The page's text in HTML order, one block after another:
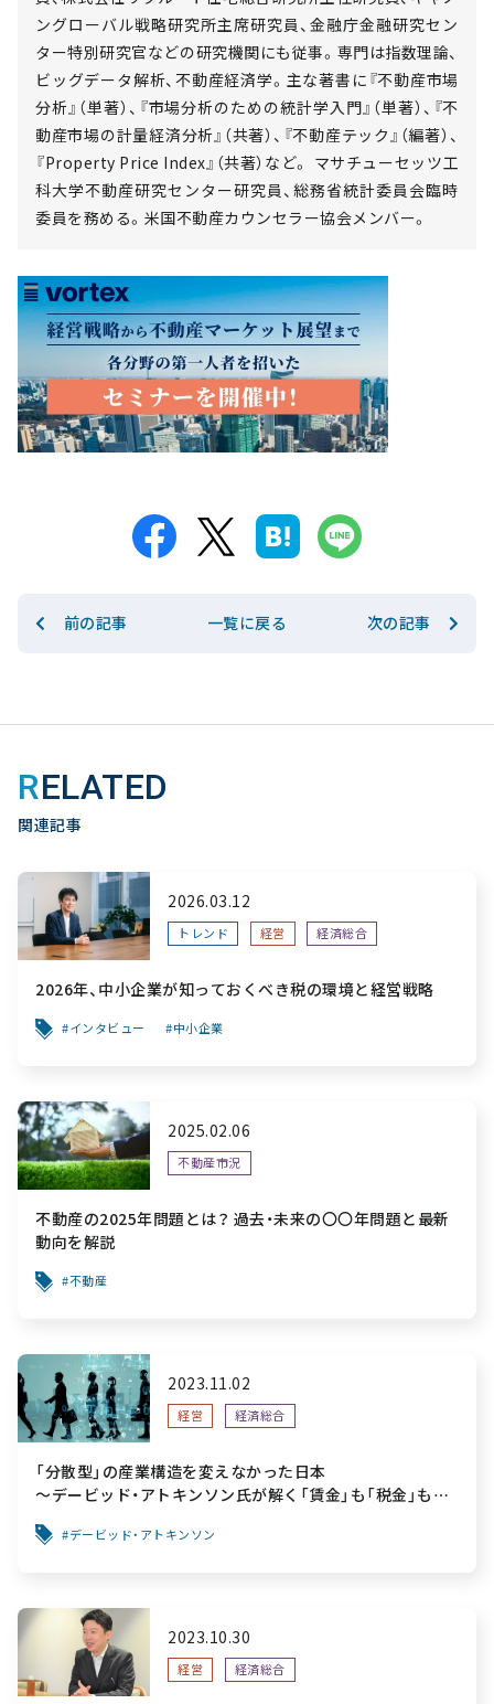
ングローバル戦略研究所主席研究員、金融庁金融研究セン
ター特別研究官などの研究機関にも従事。専門は指数理論、
ビッグデータ解析、不動産経済学。主な著書に『不動産市場
分析』（単著）、『市場分析のための統計学入門』（単著）、『不
動産市場の計量経済分析』（共著）、『不動産テック』（編著）、
『Property Price Index』（共著）など。 マサチューセッツ工
科大学不動産研究センター研究員、総務省統計委員会臨時
委員を務める。米国不動産カウンセラー協会メンバー。
前の記事 一覧に戻る 次の記事
RELATED
関連記事
2026.03.12
トレンド 経営 経済総合
2026年、中小企業が知っておくべき税の環境と経営戦略
インタビュー 中小企業
2025.02.06
不動産市況
不動産の2025年問題とは？ 過去・未来の〇〇年問題と最新
動向を解説
不動産
2023.11.02
経営 経済総合
「分散型」の産業構造を変えなかった日本
～デービッド・アトキンソン氏が解く「賃金」も「税金」も上
デービッド・アトキンソン
2023.10.30
経営 経済総合